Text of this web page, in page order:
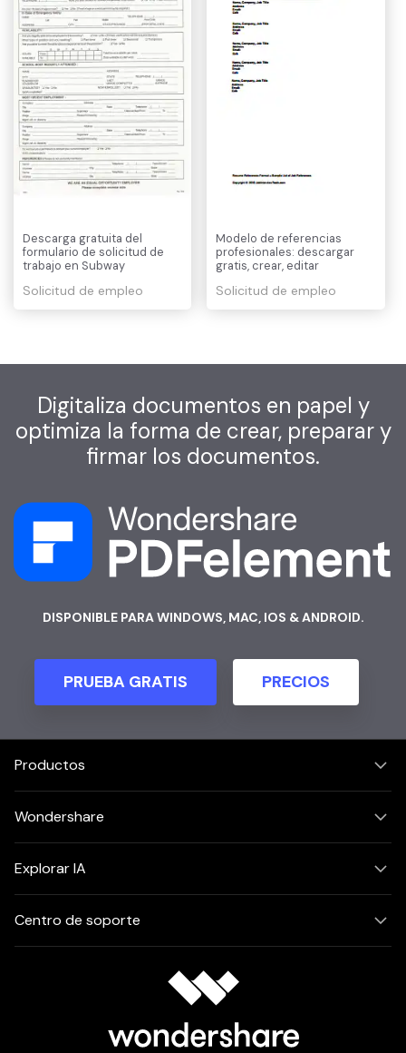
Descarga gratuita del
formulario de solicitud de
trabajo en Subway
Solicitud de empleo
Modelo de referencias
profesionales: descargar
gratis, crear, editar
Solicitud de empleo
Digitaliza documentos en papel y
optimiza la forma de crear, preparar y
firmar los documentos.
DISPONIBLE PARA WINDOWS, MAC, IOS & ANDROID.
PRUEBA GRATIS PRECIOS
Productos
Wondershare
Explorar IA
Centro de soporte